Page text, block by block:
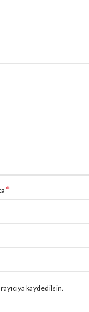
*
kaydedilsin.